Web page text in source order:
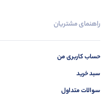
راهنمای مشتریان
حساب کاربری من
سبد خرید
سوالات متداول